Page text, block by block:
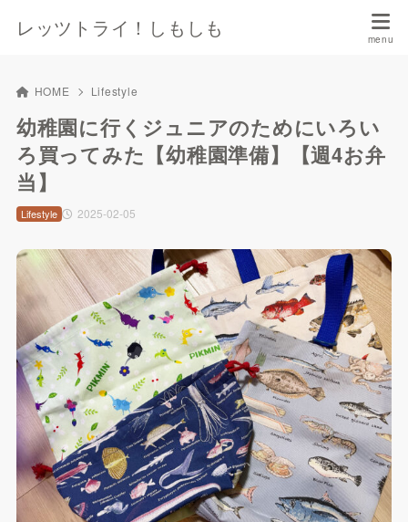
レッツトライ！しもしも
HOME Lifestyle
幼稚園に行くジュニアのためにいろい
ろ買ってみた【幼稚園準備】【週4お弁
当】
2025-02-05
Lifestyle